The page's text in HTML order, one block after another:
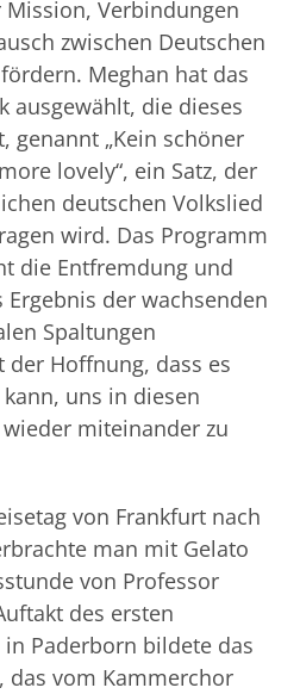
Verbindungen
zwischen Deutschen
Meghan hat das
ausgewählt, die dieses
genannt „Kein schöner
lovely“, ein Satz, der
deutschen Volkslied
wird. Das Programm
die Entfremdung und
der wachsenden
Spaltungen
Hoffnung, dass es
uns in diesen
miteinander zu
von Frankfurt nach
man mit Gelato
von Professor
des ersten
Paderborn bildete das
das vom Kammerchor